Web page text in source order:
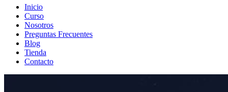
Inicio
Curso
Nosotros
Preguntas Frecuentes
Blog
Tienda
Contacto